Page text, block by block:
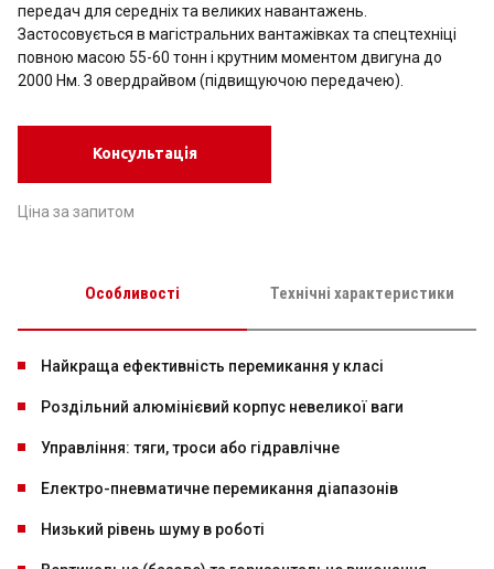
передач для середніх та великих навантажень.
Застосовується в магістральних вантажівках та спецтехніці
повною масою 55-60 тонн і крутним моментом двигуна до
2000 Нм. З овердрайвом (підвищуючою передачею).
Консультація
Ціна за запитом
Особливості Технічні характеристики
Найкраща ефективність перемикання у класі
Роздільний алюмінієвий корпус невеликої ваги
Управління: тяги, троси або гідравлічне
Електро-пневматичне перемикання діапазонів
Низький рівень шуму в роботі